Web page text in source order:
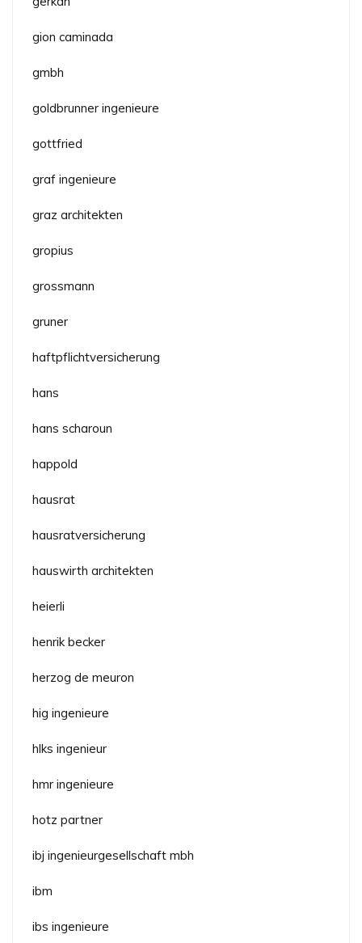
gion caminada
gmbh
goldbrunner ingenieure
gottfried
graf ingenieure
graz architekten
gropius
grossmann
gruner
haftpflichtversicherung
hans
hans scharoun
happold
hausrat
hausratversicherung
hauswirth architekten
heierli
henrik becker
herzog de meuron
hig ingenieure
hlks ingenieur
hmr ingenieure
hotz partner
ibj ingenieurgesellschaft mbh
ibm
ibs ingenieure